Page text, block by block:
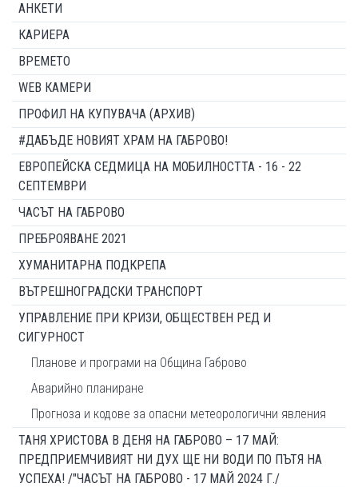
АНКЕТИ
КАРИЕРА
ВРЕМЕТО
WEB КАМЕРИ
ПРОФИЛ НА КУПУВАЧА (АРХИВ)
#ДАБЪДЕ НОВИЯТ ХРАМ НА ГАБРОВО!
ЕВРОПЕЙСКА СЕДМИЦА НА МОБИЛНОСТТА - 16 - 22
СЕПТЕМВРИ
ЧАСЪТ НА ГАБРОВО
ПРЕБРОЯВАНЕ 2021
ХУМАНИТАРНА ПОДКРЕПА
ВЪТРЕШНОГРАДСКИ ТРАНСПОРТ
УПРАВЛЕНИЕ ПРИ КРИЗИ, ОБЩЕСТВЕН РЕД И
СИГУРНОСТ
Планове и програми на Община Габрово
Аварийно планиране
Прогноза и кодове за опасни метеорологични явления
ТАНЯ ХРИСТОВА В ДЕНЯ НА ГАБРОВО – 17 МАЙ:
ПРЕДПРИЕМЧИВИЯТ НИ ДУХ ЩЕ НИ ВОДИ ПО ПЪТЯ НА
УСПЕХА! /"ЧАСЪТ НА ГАБРОВО - 17 МАЙ 2024 Г./